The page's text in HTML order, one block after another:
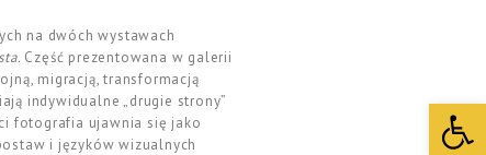
na dwóch wystawach
. Część prezentowana w galerii
migracją, transformacją
indywidualne „drugie strony”
fotografia ujawnia się jako
i języków wizualnych